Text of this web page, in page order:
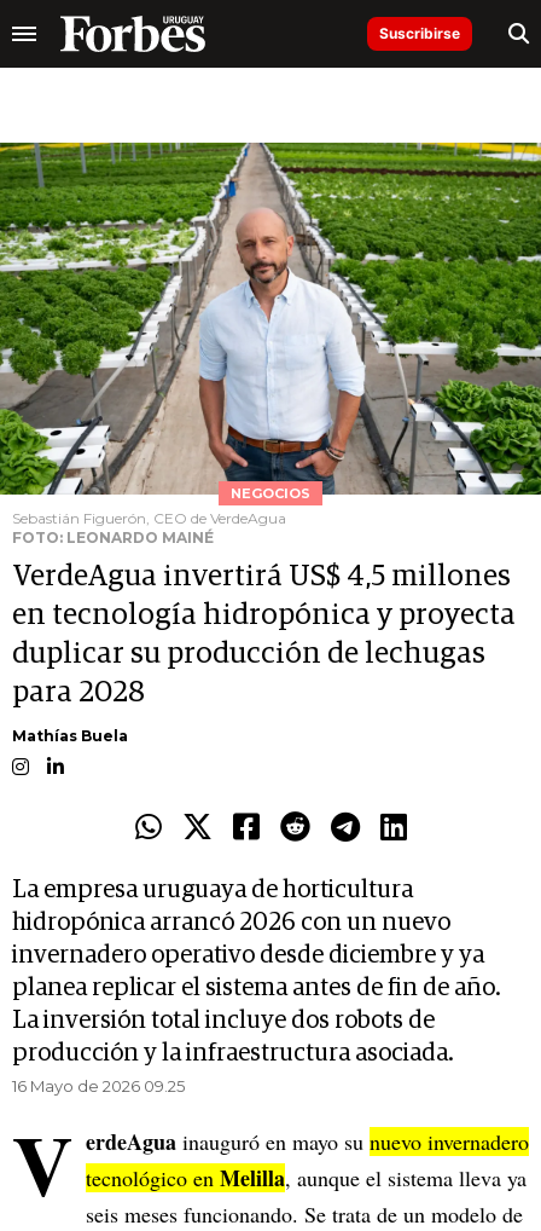
Suscribirse
NEGOCIOS
Sebastián Figuerón, CEO de VerdeAgua
FOTO: LEONARDO MAINÉ
VerdeAgua invertirá US$ 4,5 millones
en tecnología hidropónica y proyecta
duplicar su producción de lechugas
para 2028
Mathías Buela
La empresa uruguaya de horticultura
hidropónica arrancó 2026 con un nuevo
invernadero operativo desde diciembre y ya
planea replicar el sistema antes de fin de año.
La inversión total incluye dos robots de
producción y la infraestructura asociada.
16 Mayo de 2026 09.25
V erdeAgua inauguró en mayo su nuevo invernadero
tecnológico en Melilla, aunque el sistema lleva ya
seis meses funcionando. Se trata de un modelo de